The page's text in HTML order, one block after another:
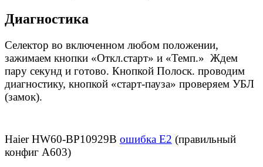
Диагностика
Селектор во включенном любом положении,
зажимаем кнопки «Откл.старт» и «Темп.» Ждем
пару секунд и готово. Кнопкой Полоск. проводим
диагностику, кнопкой «старт-пауза» проверяем УБЛ
(замок).
Haier HW60-BP10929B ошибка E2 (правильный
конфиг A603)